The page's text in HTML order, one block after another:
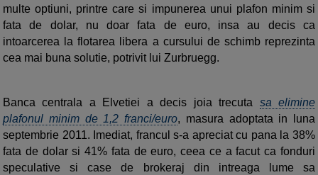
multe optiuni, printre care si impunerea unui plafon minim si
fata de dolar, nu doar fata de euro, insa au decis ca
intoarcerea la flotarea libera a cursului de schimb reprezinta
cea mai buna solutie, potrivit lui Zurbruegg.
Banca centrala a Elvetiei a decis joia trecuta sa elimine
plafonul minim de 1,2 franci/euro, masura adoptata in luna
septembrie 2011. Imediat, francul s-a apreciat cu pana la 38%
fata de dolar si 41% fata de euro, ceea ce a facut ca fonduri
speculative si case de brokeraj din intreaga lume sa